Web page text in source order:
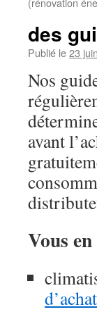
des
Publié le23
Nos
avant
Vous